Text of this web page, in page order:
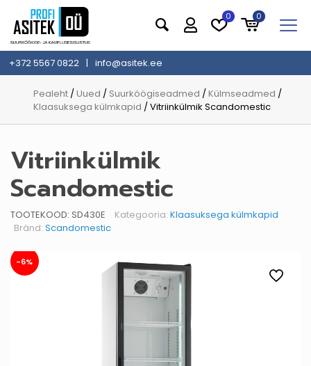
0 0
+372 5567 0822 | info@asitek.ee
Pealeht /Uued / Suurköögiseadmed /Külmseadmed /
Klaasuksega külmkapid / Vitriinkülmik Scandomestic
Vitriinkülmik
Scandomestic
TOOTEKOOD: SD430E Kategooria: Klaasuksega külmkapid
Bränd: Scandomestic
-6%